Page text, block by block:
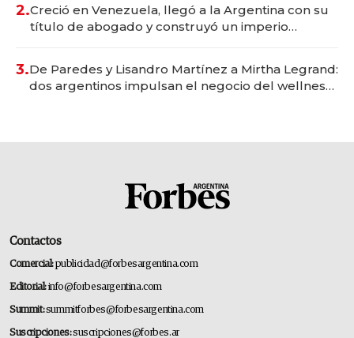
2.Creció en Venezuela, llegó a la Argentina con su
título de abogado y construyó un imperio
3.De Paredes y Lisandro Martínez a Mirtha Legrand:
dos argentinos impulsan el negocio del wellness
Contactos
Comercial:publicidad@forbesargentina.com
Editorial:info@forbesargentina.com
Summit:summitforbes@forbesargentina.com
Suscripciones:suscripciones@forbes.ar